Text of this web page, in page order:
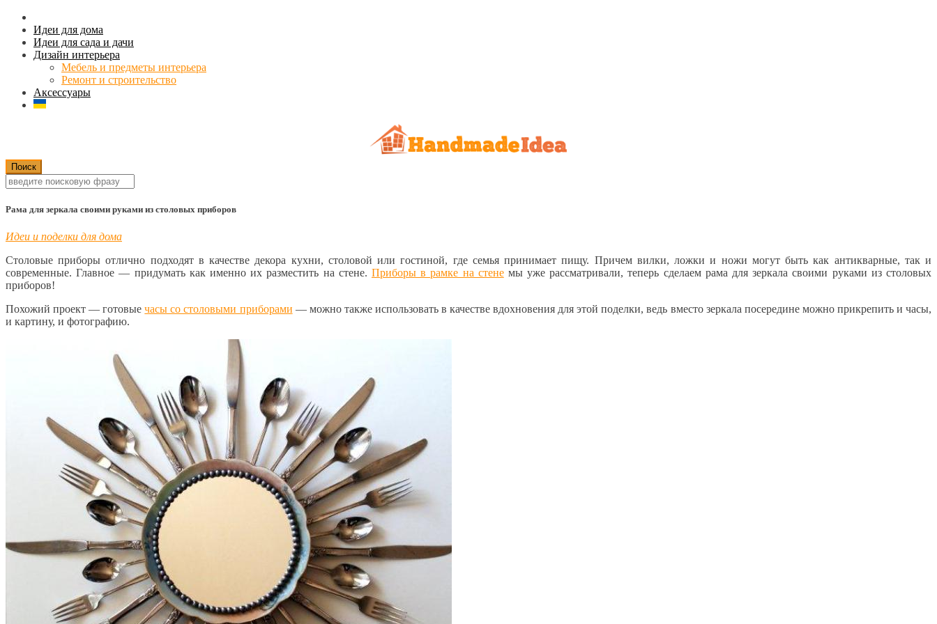
Идеи для дома
Идеи для сада и дачи
Дизайн интерьера
Мебель и предметы интерьера
Ремонт и строительство
Аксессуары
Рама для зеркала своими руками из столовых приборов
Идеи и поделки для дома
Столовые приборы отлично подходят в качестве декора кухни, столовой или гостиной, где семья принимает пищу. Причем вилки, ложки и ножи могут быть как антикварные, так и
современные. Главное — придумать как именно их разместить на стене. Приборы в рамке на стенемы уже рассматривали, теперь сделаем рама для зеркала своими руками из столовых
приборов!
Похожий проект — готовыечасы со столовыми приборами — можно также использовать в качестве вдохновения для этой поделки, ведь вместо зеркала посередине можно прикрепить и часы,
и картину, и фотографию.